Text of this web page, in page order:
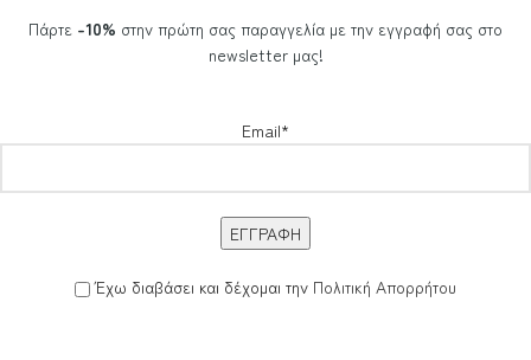
Πάρτε -10% στην πρώτη σας παραγγελία με την εγγραφή σας στο
newsletter μας!
Email*
Έχω διαβάσει και δέχομαι την Πολιτική Απορρήτου